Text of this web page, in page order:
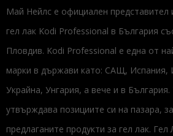
Май Нейлс е официален представител
гел лак Kodi Professional в България
Пловдив. Kodi Professional е една от
марки в държави като: САЩ, Испания,
Украйна, Унгария, а вече и в
утвърждава позициите си на пазара,
предлаганите продукти за гел лак. Гел